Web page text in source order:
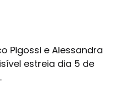
Pigossi e Alessandra
estreia dia 5 de